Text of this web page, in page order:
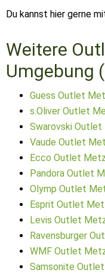
Du kannst hier gerne
Weitere
Umgebung
Guess Outlet
s.Oliver Outlet
Swarovski Outlet
Vaude Outlet
Ecco Outlet
Pandora Outlet
Olymp Outlet
Esprit Outlet
Levis Outlet
Ravensburger
WMF Outlet
Samsonite